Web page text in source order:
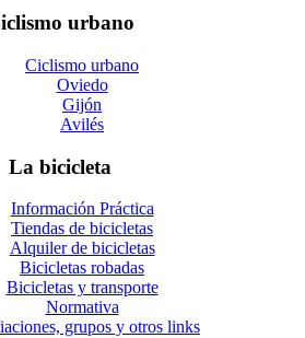
urbano
Ciclismo urbano
Oviedo
Gijón
Avilés
La bicicleta
Información Práctica
Tiendas de bicicletas
Alquiler de bicicletas
Bicicletas robadas
Bicicletas y transporte
Normativa
grupos y otros links